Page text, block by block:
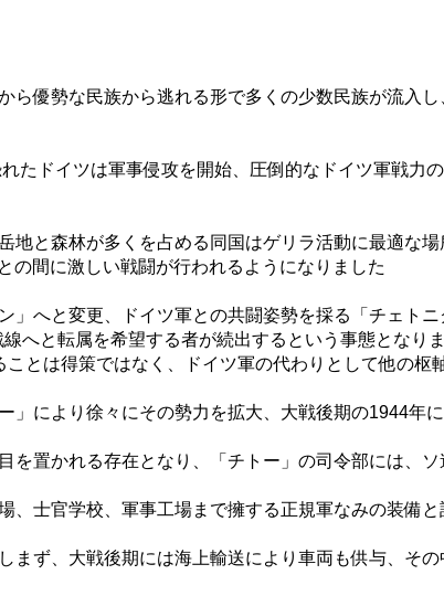
優勢な民族から逃れる形で多くの少数民族が流入
ドイツは軍事侵攻を開始、圧倒的なドイツ軍戦力
と森林が多くを占める同国はゲリラ活動に最適な
の間に激しい戦闘が行われるようになりました
へと変更、ドイツ軍との共闘姿勢を採る「チェト
へと転属を希望する者が続出するという事態となり
とは得策ではなく、ドイツ軍の代わりとして他の枢
により徐々にその勢力を拡大、大戦後期の1944年
置かれる存在となり、「チトー」の司令部には、
士官学校、軍事工場まで擁する正規軍なみの装備と
ず、大戦後期には海上輸送により車両も供与、そ